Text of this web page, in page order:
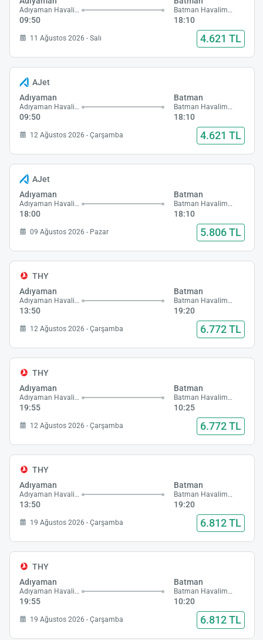
Adıyaman Havalimanı
09:50
Batman Havalimanı
18:10
11 Ağustos 2026 - Salı 4.621 TL
AJet
Adıyaman
Adıyaman Havalimanı
09:50
Batman
Batman Havalimanı
18:10
12 Ağustos 2026 - Çarşamba 4.621 TL
AJet
Adıyaman
Adıyaman Havalimanı
18:00
Batman
Batman Havalimanı
18:10
09 Ağustos 2026 - Pazar 5.806 TL
THY
Adıyaman
Adıyaman Havalimanı
13:50
Batman
Batman Havalimanı
19:20
12 Ağustos 2026 - Çarşamba 6.772 TL
THY
Adıyaman
Adıyaman Havalimanı
19:55
Batman
Batman Havalimanı
10:25
12 Ağustos 2026 - Çarşamba 6.772 TL
THY
Adıyaman
Adıyaman Havalimanı
13:50
Batman
Batman Havalimanı
19:20
19 Ağustos 2026 - Çarşamba 6.812 TL
THY
Adıyaman
Adıyaman Havalimanı
19:55
Batman
Batman Havalimanı
10:20
19 Ağustos 2026 - Çarşamba 6.812 TL